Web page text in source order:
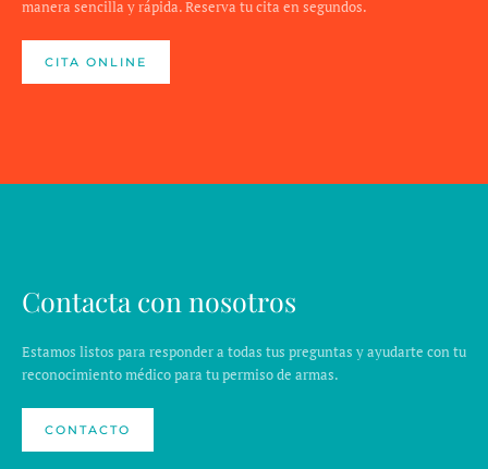
manera sencilla y rápida. Reserva tu cita en segundos.
CITA ONLINE
Contacta con nosotros
Estamos listos para responder a todas tus preguntas y ayudarte con tu
reconocimiento médico para tu permiso de armas.
CONTACTO